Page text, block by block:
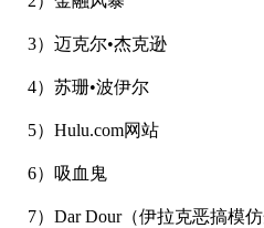
3）迈克尔•杰克逊
4）苏珊•波伊尔
5）Hulu.com网站
6）吸血鬼
7）Dar Dour（伊拉克恶搞模仿